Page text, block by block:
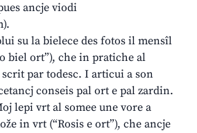
ancje viodi
su la bielece des fotos il mensîl
biel ort”), che in pratiche al
par todesc. I articui a son
conseis pal ort e pal zardin.
lepi vrt al somee une vore a
in vrt (“Rosis e ort”), che ancje